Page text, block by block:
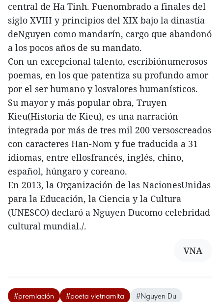
central de Ha Tinh. Fuenombrado a finales del
siglo XVIII y principios del XIX bajo la dinastía
deNguyen como mandarín, cargo que abandonó
a los pocos años de su mandato.
Con un excepcional talento, escribiónumerosos
poemas, en los que patentiza su profundo amor
por el ser humano y losvalores humanísticos.
Su mayor y más popular obra, Truyen
Kieu(Historia de Kieu), es una narración
integrada por más de tres mil 200 versoscreados
con caracteres Han-Nom y fue traducida a 31
idiomas, entre ellosfrancés, inglés, chino,
español, húngaro y coreano.
En 2013, la Organización de las NacionesUnidas
para la Educación, la Ciencia y la Cultura
(UNESCO) declaró a Nguyen Ducomo celebridad
cultural mundial./.
VNA
#premiación #poeta vietnamita
#Nguyen Du